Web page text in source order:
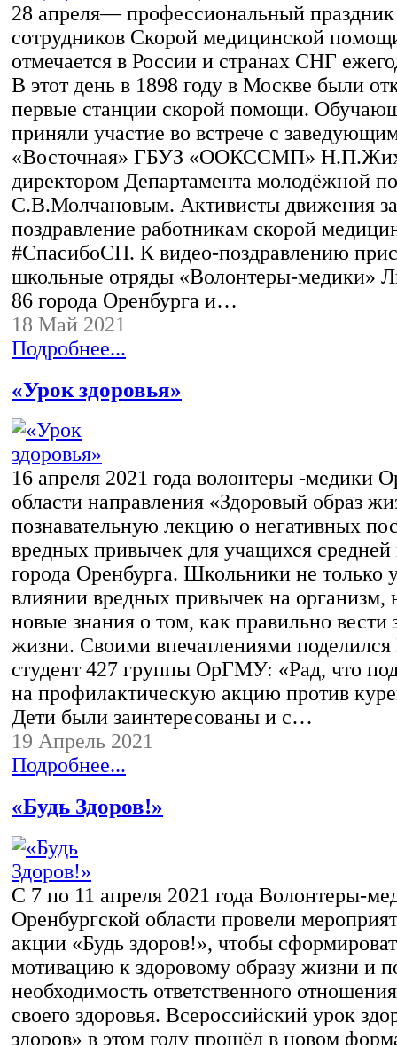
28 апреля— профессиональный праздник
сотрудников Скорой медицинской
отмечается в России и странах СНГ
В этот день в 1898 году в Москве были
первые станции скорой помощи.
приняли участие во встрече с
«Восточная» ГБУЗ «ООКССМП»
директором Департамента молодёжной
С.В.Молчановым. Активисты движения
поздравление работникам скорой
#СпасибоСП. К видео-поздравлению
школьные отряды «Волонтеры-медики»
86 города Оренбурга и…
18 Май 2021
Подробнее...
«Урок здоровья»
16 апреля 2021 года волонтеры -медики
области направления «Здоровый образ
познавательную лекцию о негативных
вредных привычек для учащихся
города Оренбурга. Школьники не только
влиянии вредных привычек на организм,
новые знания о том, как правильно вести
жизни. Своими впечатлениями
студент 427 группы ОрГМУ: «Рад, что
на профилактическую акцию против
Дети были заинтересованы и с…
19 Апрель 2021
Подробнее...
«Будь Здоров!»
С 7 по 11 апреля 2021 года Волонтеры-
Оренбургской области провели
акции «Будь здоров!», чтобы
мотивацию к здоровому образу жизни и
необходимость ответственного
своего здоровья. Всероссийский урок
здоров» в этом году прошёл в новом